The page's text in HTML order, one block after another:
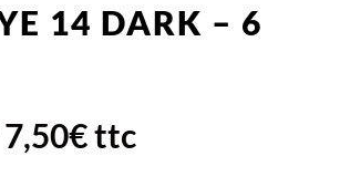
14 DARK – 6
7,50€ttc